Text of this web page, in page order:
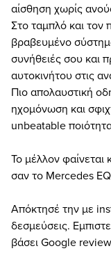
αίσθηση χωρίς
Στο ταμπλό και τον
βραβευμένο
συνήθειές σου και
αυτοκινήτου στις
Πιο απολαυστική
ηχομόνωση και
unbeatable
Το μέλλον
σαν το Mercedes
Απόκτησέ την με
δεσμεύσεις.
βάσει Google